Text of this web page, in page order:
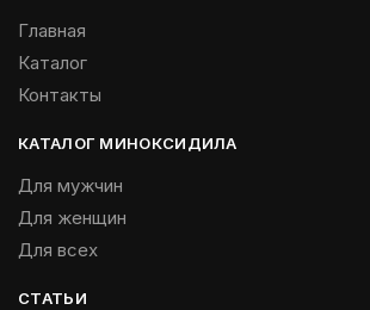
Главная
Каталог
Контакты
КАТАЛОГ МИНОКСИДИЛА
Для мужчин
Для женщин
Для всех
СТАТЬИ